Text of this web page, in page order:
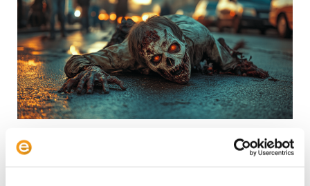
Bond Vigilantes: Zombies oder
Hüter der Marktdisziplin?
Vigilantes:
Zombies
oder
Hüter
der
Marktdisziplin?